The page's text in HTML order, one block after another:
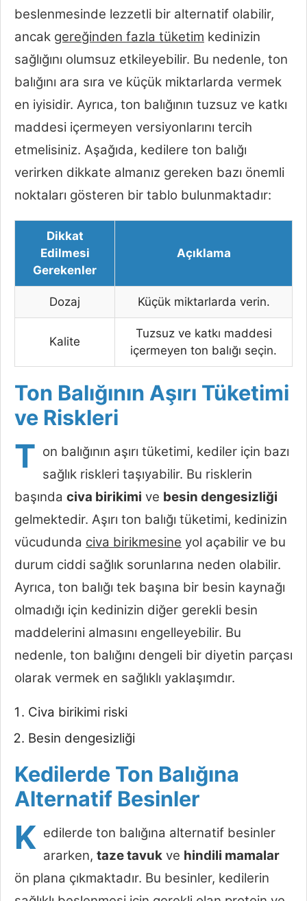
beslenmesinde lezzetli bir alternatif olabilir,
ancak gereğinden fazla tüketim kedinizin
sağlığını olumsuz etkileyebilir. Bu nedenle, ton
balığını ara sıra ve küçük miktarlarda vermek
en iyisidir. Ayrıca, ton balığının tuzsuz ve katkı
maddesi içermeyen versiyonlarını tercih
etmelisiniz. Aşağıda, kedilere ton balığı
verirken dikkate almanız gereken bazı önemli
noktaları gösteren bir tablo bulunmaktadır:
Dikkat
Edilmesi
Gerekenler
Açıklama
Dozaj Küçük miktarlarda verin.
Kalite
Tuzsuz ve katkı maddesi
içermeyen ton balığı seçin.
Ton Balığının Aşırı Tüketimi
ve Riskleri
T on balığının aşırı tüketimi, kediler için bazı
sağlık riskleri taşıyabilir. Bu risklerin
başında civa birikimi ve besin dengesizliği
gelmektedir. Aşırı ton balığı tüketimi, kedinizin
vücudunda civa birikmesine yol açabilir ve bu
durum ciddi sağlık sorunlarına neden olabilir.
Ayrıca, ton balığı tek başına bir besin kaynağı
olmadığı için kedinizin diğer gerekli besin
maddelerini almasını engelleyebilir. Bu
nedenle, ton balığını dengeli bir diyetin parçası
olarak vermek en sağlıklı yaklaşımdır.
Civa birikimi riski
Besin dengesizliği
Kedilerde Ton Balığına
Alternatif Besinler
K edilerde ton balığına alternatif besinler
ararken, taze tavuk ve hindili mamalar
ön plana çıkmaktadır. Bu besinler, kedilerin